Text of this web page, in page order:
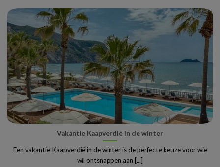
Vakantie Kaapverdië in de winter
Een vakantie Kaapverdië in de winter is de perfecte keuze voor wie
wil ontsnappen aan [...]